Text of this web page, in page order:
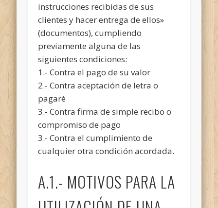
instrucciones recibidas de sus
clientes y hacer entrega de ellos»
(documentos), cumpliendo
previamente alguna de las
siguientes condiciones:
1.- Contra el pago de su valor
2.- Contra aceptación de letra o
pagaré
3.- Contra firma de simple recibo o
compromiso de pago
3.- Contra el cumplimiento de
cualquier otra condición acordada.
A.1.- MOTIVOS PARA LA